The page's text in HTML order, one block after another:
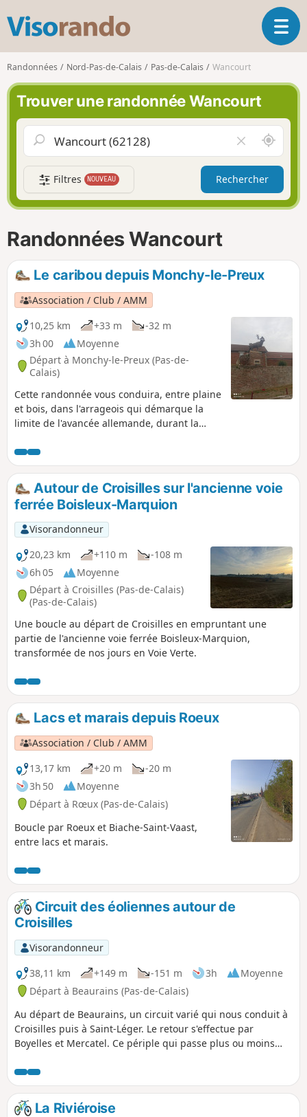
s
o
r
n
d
o
O
u
l
a
i
g
o
Randonnées Nord-Pas-de-Calais Pas-de-Calais Wancourt
Trouver une randonnée Wancourt
i
d
e
r
l
a
A
u
t
u
r
Filtres NOUVEAU Rechercher
Randonnées Wancourt
Le caribou depuis Monchy-le-Preux
Association / Club / AMM
10,25 km
+33 m
-32 m
3h 00
Moyenne
Départ à Monchy-le-Preux (Pas-de-
Calais)
Cette randonnée vous conduira, entre plaine
et bois, dans l'arrageois qui démarque la
limite de l'avancée allemande, durant la
borne sur la RD 939. Depuis Monchy, les
allemands bombardèrent Arras, et
détruisirent le beffroi.
Autour de Croisilles sur l'ancienne voie
ferrée Boisleux-Marquion
Visorandonneur
20,23 km
+110 m
-108 m
6h 05
Moyenne
Départ à Croisilles (Pas-de-Calais)
(Pas-de-Calais)
Une boucle au départ de Croisilles en empruntant une
partie de l'ancienne voie ferrée Boisleux-Marquion,
transformée de nos jours en Voie Verte.
Lacs et marais depuis Roeux
Association / Club / AMM
13,17 km
+20 m
-20 m
3h 50
Moyenne
Départ à Rœux (Pas-de-Calais)
Boucle par Roeux et Biache-Saint-Vaast,
entre lacs et marais.
Circuit des éoliennes autour de
Croisilles
Visorandonneur
38,11 km
+149 m -151 m 3h
Moyenne
Départ à Beaurains (Pas-de-Calais)
Au départ de Beaurains, un circuit varié qui nous conduit à
Croisilles puis à Saint-Léger. Le retour s'effectue par
Boyelles et Mercatel. Ce périple qui passe plus ou moins
La Riviéroise